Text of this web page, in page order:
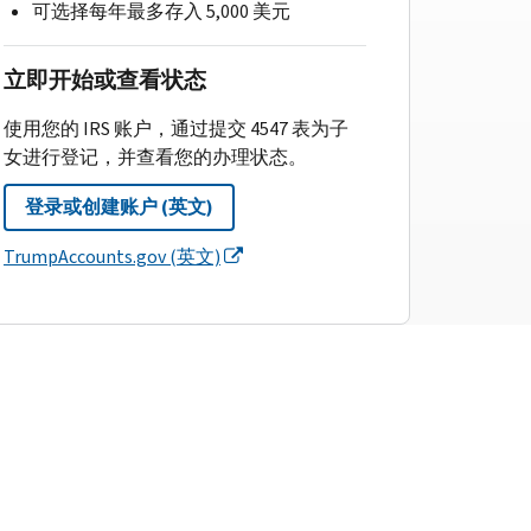
可选择每年最多存入 5,000 美元
立即开始或查看状态
使用您的 IRS 账户，通过提交 4547 表为子
女进行登记，并查看您的办理状态。
登录或创建账户 (英文)
TrumpAccounts.gov (英文)